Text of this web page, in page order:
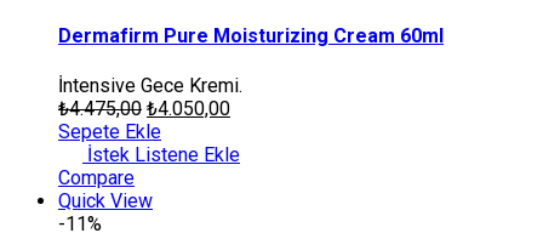
Dermafirm Pure Moisturizing Cream 60ml
İntensive Gece Kremi.
₺4.475,00 ₺4.050,00
Sepete Ekle
İstek Listene Ekle
Compare
Quick View
-11%